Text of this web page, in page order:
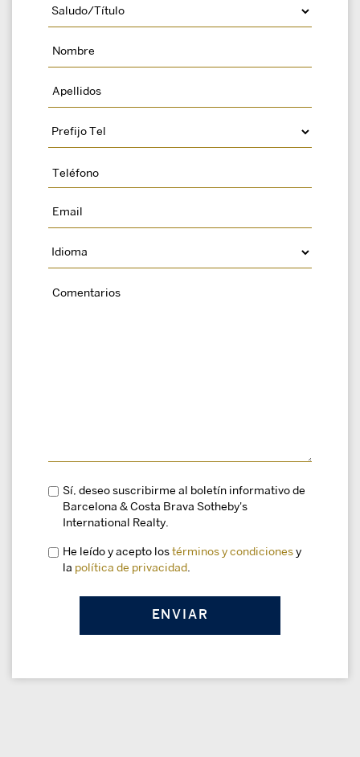
Sí, deseo suscribirme al boletín informativo de
Barcelona & Costa Brava Sotheby's
International Realty.
He leído y acepto los términos y condiciones y
la política de privacidad